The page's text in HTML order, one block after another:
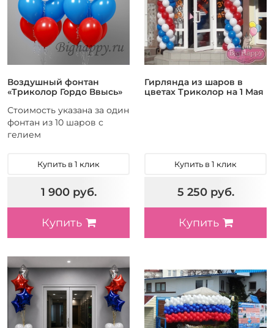
Воздушный фонтан
«Триколор Гордо Ввысь»
Стоимость указана за один
фонтан из 10 шаров с
гелием
Купить в 1 клик
1 900 руб.
Купить
Гирлянда из шаров в
цветах Триколор на 1 Мая
Купить в 1 клик
5 250 руб.
Купить